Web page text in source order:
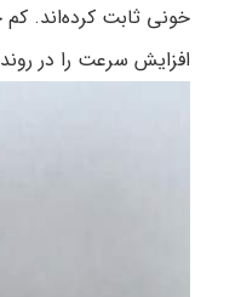
خونی ثابت کرده‌اند.
افزایش سرعت را در